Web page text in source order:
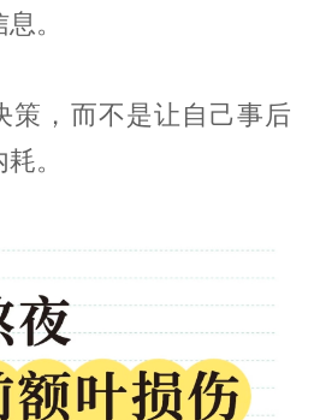
。
策，而不是让自己事后
。